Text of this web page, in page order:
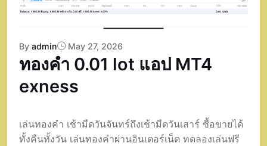
By admin May 27, 2026
ทองคำ 0.01 lot แอป MT4
exness
เล่นทองคำ เช้ามืดวันจันทร์ถึงเช้ามืดวันเสาร์ ซื้อขายได้
ทั้งคืนทั้งวัน เล่นทองคำผ่านอินเตอร์เน็ต ทดลองเล่นฟรี